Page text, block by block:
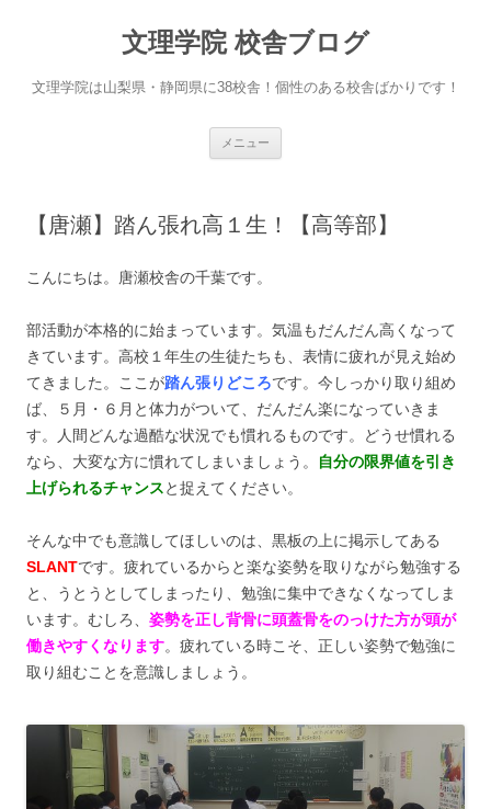
文理学院 校舎ブログ
文理学院は山梨県・静岡県に38校舎！個性のある校舎ばかりです！
メニュー
【唐瀬】踏ん張れ高１生！【高等部】
こんにちは。唐瀬校舎の千葉です。
部活動が本格的に始まっています。気温もだんだん高くなって
きています。高校１年生の生徒たちも、表情に疲れが見え始め
てきました。ここが踏ん張りどころです。今しっかり取り組め
ば、５月・６月と体力がついて、だんだん楽になっていきま
す。人間どんな過酷な状況でも慣れるものです。どうせ慣れる
なら、大変な方に慣れてしまいましょう。
自分の限界値を引き
上げられるチャンスと捉えてください。
そんな中でも意識してほしいのは、黒板の上に掲示してある
SLANTです。疲れているからと楽な姿勢を取りながら勉強する
と、うとうとしてしまったり、勉強に集中できなくなってしま
います。むしろ、 姿勢を正し背骨に頭蓋骨をのっけた方が頭が
働きやすくなります。疲れている時こそ、正しい姿勢で勉強に
取り組むことを意識しましょう。